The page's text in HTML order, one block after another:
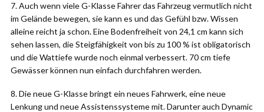
7. Auch wenn viele G-Klasse Fahrer das Fahrzeug vermutlich nicht
im Gelände bewegen, sie kann es und das Gefühl bzw. Wissen
alleine reicht ja schon. Eine Bodenfreiheit von 24,1 cm kann sich
sehen lassen, die Steigfähigkeit von bis zu 100 % ist obligatorisch
und die Wattiefe wurde noch einmal verbessert. 70 cm tiefe
Gewässer können nun einfach durchfahren werden.
8. Die neue G-Klasse bringt ein neues Fahrwerk, eine neue
Lenkung und neue Assistenssysteme mit. Darunter auch Dynamic